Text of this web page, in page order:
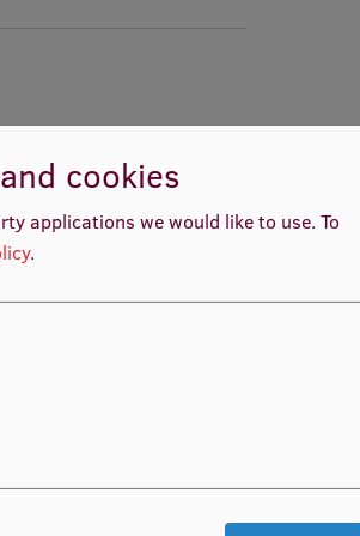
cookies
applications we would like to use. To
.